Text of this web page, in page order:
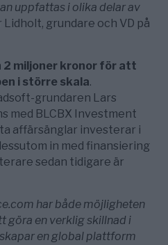
uppfattas i olika delar av
grundare och VD på
2 miljoner kronor för att
i större skala.
grundaren Lars
med BLCBX Investment
affärsänglar investerar i
in med finansiering
sedan tidigare är
har både möjligheten
göra en verklig skillnad i
en global plattform